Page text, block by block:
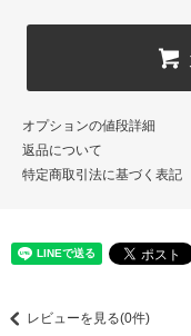
オプションの値段詳細
返品について
特定商取引法に基づく表記
レビューを見る(0件)